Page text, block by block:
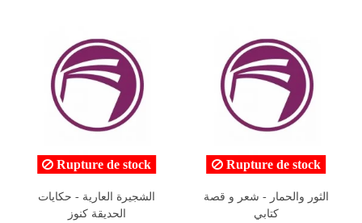
Rupture de stock
الشجيرة العارية - حكايات
الحديقة كنوز
Rupture de stock
الثور والحمار - شعر و قصة